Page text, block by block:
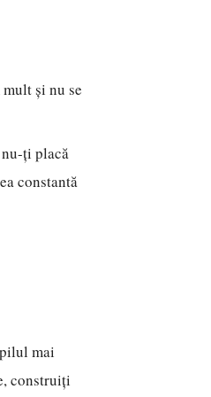
și nu se
ți placă
constantă
mai
construiți